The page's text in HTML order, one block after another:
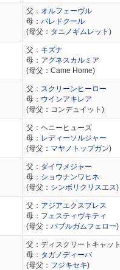
父： オルフェーヴル
母： バレドクール
(母父： タニノギムレット )
父： キズナ
母： アグネスカルミア
(母父：Came Home)
父： スクリーンヒーロー
母： ウインアキレア
(母父：コンデュイット)
父：ヘニーヒューズ
母： レディーソルジャー
(母父： マヤノトップガン)
父： ダイワメジャー
母： ショウナンワヒネ
(母父： シンボリクリスエス)
父： アジアエクスプレス
母： フェスティヴキティ
(母父： バブルガムフェロー)
父：ディスクリートキャット
母： タガノディーバ
(母父： フジキセキ)